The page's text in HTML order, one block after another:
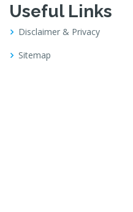
Useful Links
Disclaimer & Privacy
Sitemap